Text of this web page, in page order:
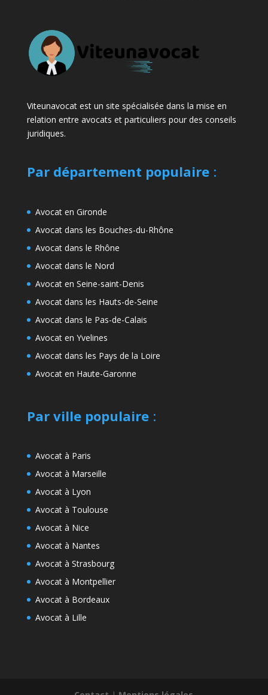
Viteunavocat est un site spécialisée dans la mise en
relation entre avocats et particuliers pour des conseils
juridiques.
Par département populaire:
Avocat en Gironde
Avocat dans les Bouches-du-Rhône
Avocat dans le Rhône
Avocat dans le Nord
Avocat en Seine-saint-Denis
Avocat dans les Hauts-de-Seine
Avocat dans le Pas-de-Calais
Avocat en Yvelines
Avocat dans les Pays de la Loire
Avocat en Haute-Garonne
Par ville populaire:
Avocat à Paris
Avocat à Marseille
Avocat à Lyon
Avocat à Toulouse
Avocat à Nice
Avocat à Nantes
Avocat à Strasbourg
Avocat à Montpellier
Avocat à Bordeaux
Avocat à Lille